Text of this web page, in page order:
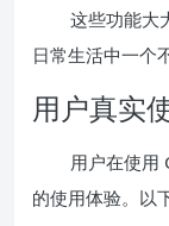
这些功能大
日常生活中一个
用户真实
用户在使用
的使用体验。以